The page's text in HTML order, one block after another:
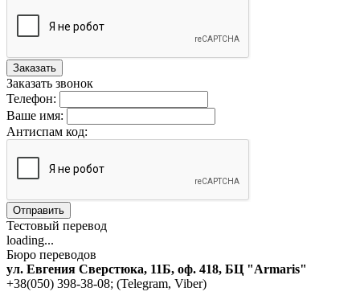
Заказать
Заказать звонок
Телефон:
Ваше имя:
Антиспам код:
Отправить
Тестовый перевод
loading...
Бюро переводов
ул. Евгения Сверстюка, 11Б, оф. 418, БЦ "Armaris"
+38(050) 398-38-08; (Telegram, Viber)